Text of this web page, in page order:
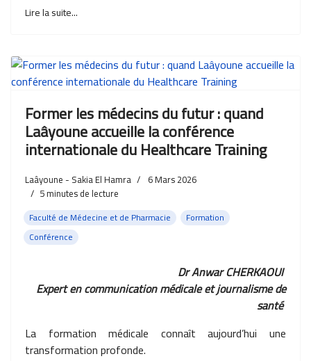
Lire la suite...
Former les médecins du futur : quand
Laâyoune accueille la conférence
internationale du Healthcare Training
Laâyoune - Sakia El Hamra
6 Mars 2026
5minutes de lecture
Faculté de Médecine et de Pharmacie
Formation
Conférence
Dr Anwar CHERKAOUI
Expert en communication médicale et journalisme de
santé
La formation médicale connaît aujourd’hui une
transformation profonde.